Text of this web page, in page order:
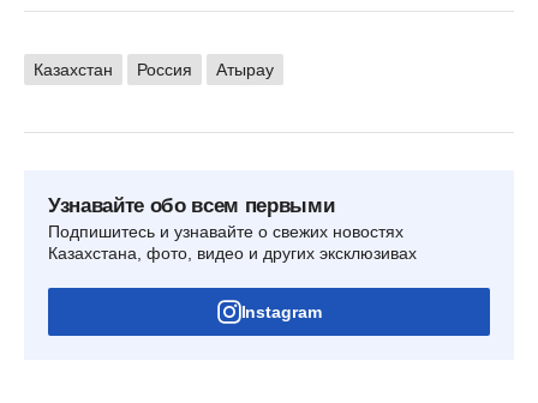
Казахстан Россия Атырау
Узнавайте обо всем первыми
Подпишитесь и узнавайте о свежих новостях
Казахстана, фото, видео и других эксклюзивах
Instagram